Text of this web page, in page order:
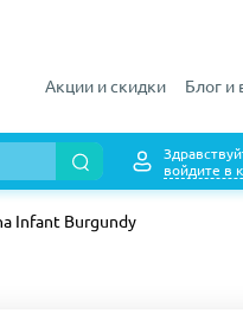
Акции и скидки Блог и
войдите в
Infant Burgundy